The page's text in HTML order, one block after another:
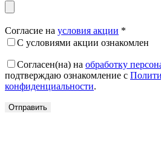
Согласие на условия акции *
С условиями акции ознакомлен
Согласен(на) на обработку
подтверждаю ознакомление с
конфиденциальности.